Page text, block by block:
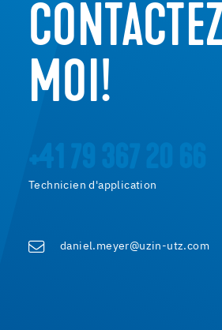
MOI!
Technicien d'application
daniel.meyer@uzin-utz.com